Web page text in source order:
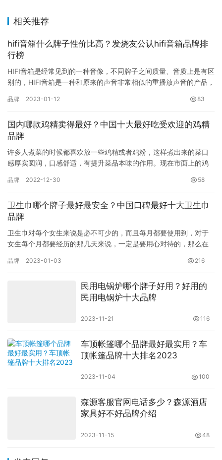
相关推荐
hifi音箱什么牌子性价比高？发烧友公认hifi音箱品牌排
行榜
HIFI音箱是经常见到的一种音像，不同牌子之间质量、音质上是有区
别的，HIFI音箱是一种和原来的声音非常相似的重播放声音的产品，
品牌 2023-01-12 83
国内哪款鸡精卖得最好？中国十大最好吃受欢迎的鸡精
品牌
许多人煮菜的时候都喜欢放一些鸡精或者鸡粉，这样煮出来的菜口
感厚实圆润，口感舒适，有提升菜品本味的作用。现在市面上的鸡
子的鸡…
品牌 2022-12-30 58
卫生巾哪个牌子最好最安全？中国口碑最好十大卫生巾
品牌
卫生巾对每个女生来说是必不可少的，而且每月都要使用到，对于
女生每个月都要经历的那几天来说，一定是要用心对待的，那么在
面我们…
品牌 2023-01-03 216
民用电锅炉哪个牌子好用？好用的
民用电锅炉十大品牌
2023-11-21 116
车顶帐篷哪个品牌最好最实用？车
顶帐篷品牌十大排名2023
2023-11-04 100
森源客服官网电话多少？森源酒店
家具好不好品牌介绍
2023-11-15 48